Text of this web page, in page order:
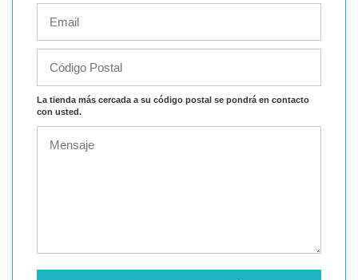
La tienda más cercada a su código postal se pondrá en contacto
con usted.